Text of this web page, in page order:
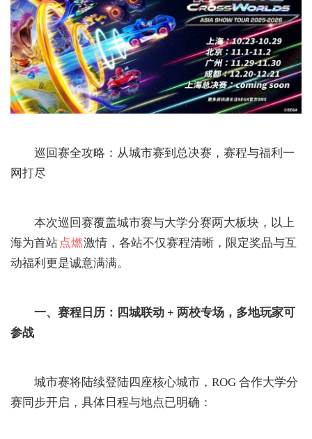
巡回赛全攻略：从城市赛到总决赛，赛程与福利一
网打尽
本次巡回赛覆盖城市赛与大学分赛两大板块，以上
海为首站 点燃激情，各站不仅赛程清晰，限定奖品与互
动福利更是诚意满满。
一、赛程日历：四城联动 + 两校专场，多地玩家可
参战
城市赛将陆续登陆四座核心城市，ROG 合作大学分
赛同步开启，具体日程与地点已明确：